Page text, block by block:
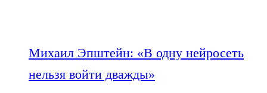
Михаил Эпштейн: «В одну нейросеть
нельзя войти дважды»